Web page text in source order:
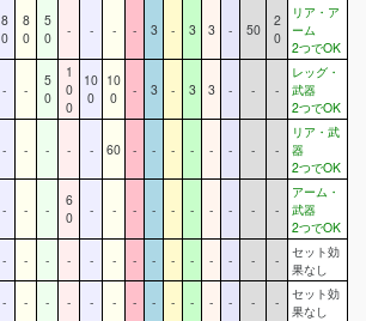
8
0
8
0
5
0
- - - - 3 - 3 3 - 50
2
0
リア・ア
ーム
2つでOK
- -
5
0
1
0
0
10
0
10
0
- 3 - 3 3 - - -
レッグ・
武器
2つでOK
- - - - - 60 - - - - - - - -
リア・武
器
2つでOK
- - -
6
0
- - - - - - - - - -
アーム・
武器
2つでOK
- - - - - - - - - - - - - -
セット効
果なし
- - - - - - - - - - - - - -
セット効
果なし